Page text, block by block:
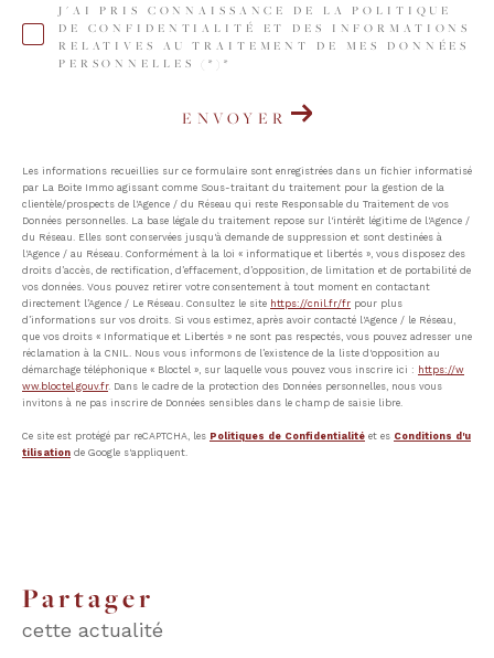
J'AI PRIS CONNAISSANCE DE LA POLITIQUE
DE CONFIDENTIALITÉ ET DES INFORMATIONS
RELATIVES AU TRAITEMENT DE MES DONNÉES
PERSONNELLES (*)*
ENVOYER
Les informations recueillies sur ce formulaire sont enregistrées dans un fichier informatisé
par La Boite Immo agissant comme Sous-traitant du traitement pour la gestion de la
clientèle/prospects de l'Agence / du Réseau qui reste Responsable du Traitement de vos
Données personnelles. La base légale du traitement repose sur l'intérêt légitime de l'Agence /
du Réseau. Elles sont conservées jusqu'à demande de suppression et sont destinées à
l'Agence / au Réseau. Conformément à la loi « informatique et libertés », vous disposez des
droits d’accès, de rectification, d’effacement, d’opposition, de limitation et de portabilité de
vos données. Vous pouvez retirer votre consentement à tout moment en contactant
directement l’Agence / Le Réseau. Consultez le site https://cnil.fr/fr pour plus
d’informations sur vos droits. Si vous estimez, après avoir contacté l'Agence / le Réseau,
que vos droits « Informatique et Libertés » ne sont pas respectés, vous pouvez adresser une
réclamation à la CNIL. Nous vous informons de l’existence de la liste d'opposition au
démarchage téléphonique « Bloctel », sur laquelle vous pouvez vous inscrire ici : https://w
ww.bloctel.gouv.fr. Dans le cadre de la protection des Données personnelles, nous vous
invitons à ne pas inscrire de Données sensibles dans le champ de saisie libre.
Ce site est protégé par reCAPTCHA, les Politiques de Confidentialité et es Conditions d'u
tilisation de Google s'appliquent.
partager
cette actualité